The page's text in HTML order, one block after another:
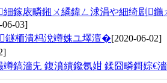
鎵庡疄鎺ㄨ繘鍏ㄥ浗涓や細绮剧
06-03]
鐩栭潰杩涗竴姝ユ墿澶�[2020-06-02]
鎬濇兂 鍑濆績鑱氬姏 鍒囧疄鎶婃€